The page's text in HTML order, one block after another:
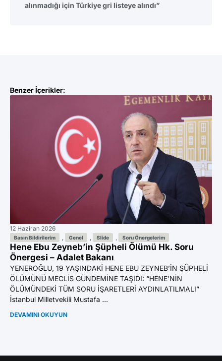
alınmadığı için Türkiye gri listeye alındı”
Benzer İçerikler:
12 Haziran 2026
Basın Bildirilerim , Genel , Slide , Soru Önergelerim
Hene Ebu Zeyneb’in Şüpheli Ölümü Hk. Soru
Önergesi – Adalet Bakanı
YENEROĞLU, 19 YAŞINDAKİ HENE EBU ZEYNEB’İN ŞÜPHELİ
ÖLÜMÜNÜ MECLİS GÜNDEMİNE TAŞIDI: “HENE’NİN
ÖLÜMÜNDEKİ TÜM SORU İŞARETLERİ AYDINLATILMALI”
İstanbul Milletvekili Mustafa ...
DEVAMINI OKUYUN